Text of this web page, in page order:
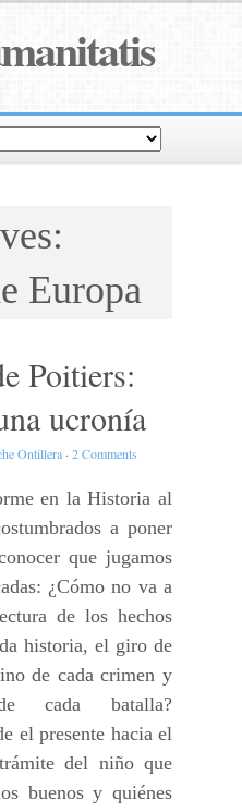
Europa
Poitiers:
ucronía
Ontillera · 2 Comments
en la Historia al
a poner
que jugamos
¿Cómo no va a
de los hechos
historia, el giro de
de cada crimen y
cada batalla?
el presente hacia el
del niño que
buenos y quiénes